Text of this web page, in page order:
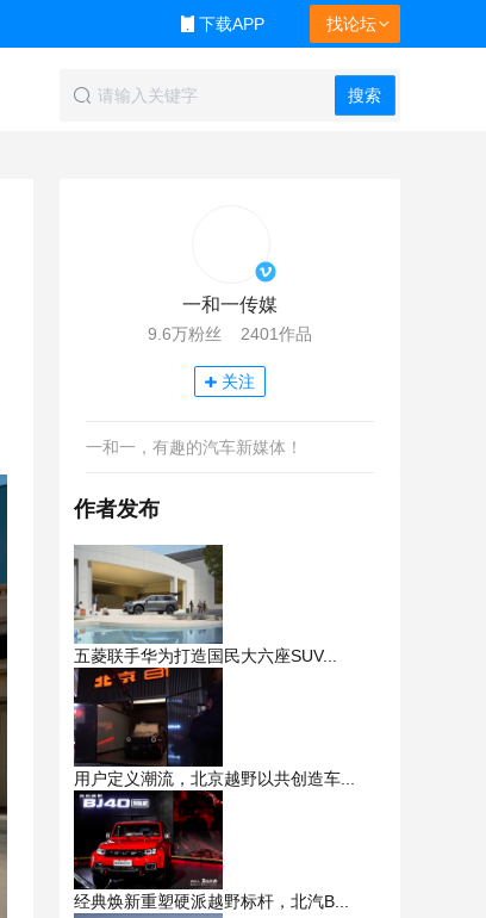
找论坛
下载APP
搜索
一和一传媒
9.6万粉丝 2401作品
关注
一和一，有趣的汽车新媒体！
作者发布
五菱联手华为打造国民大六座SUV...
用户定义潮流，北京越野以共创造车...
经典焕新重塑硬派越野标杆，北汽B...